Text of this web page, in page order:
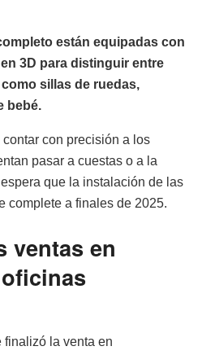
están equipadas con
3D para distinguir entre
sillas de ruedas,
bebé.
con precisión a los
pasar a cuestas o a la
que la instalación de las
complete a finales de 2025.
ventas en
finalizó la venta en